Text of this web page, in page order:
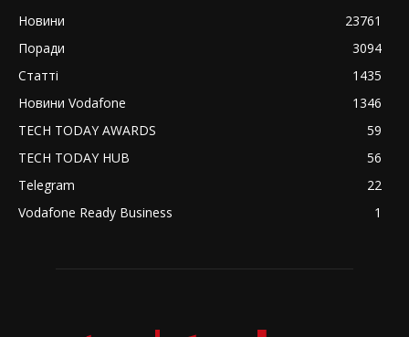
Новини
23761
Поради
3094
Статті
1435
Новини Vodafone
1346
TECH TODAY AWARDS
59
TECH TODAY HUB
56
Telegram
22
Vodafone Ready Business
1